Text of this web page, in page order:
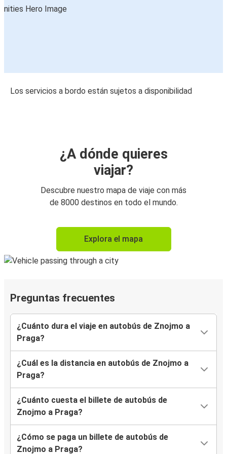
Los servicios a bordo están sujetos a disponibilidad
¿A dónde quieres
viajar?
Descubre nuestro mapa de viaje con más
de 8000 destinos en todo el mundo.
Explora el mapa
Preguntas frecuentes
¿Cuánto dura el viaje en autobús de Znojmo a
Praga?
¿Cuál es la distancia en autobús de Znojmo a
Praga?
¿Cuánto cuesta el billete de autobús de
Znojmo a Praga?
¿Cómo se paga un billete de autobús de
Znojmo a Praga?